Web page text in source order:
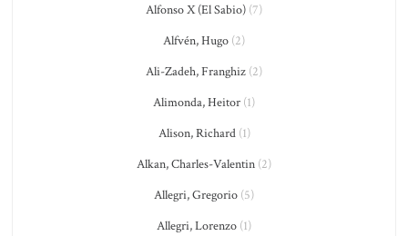
Alfonso X (El Sabio) (7)
Alfvén, Hugo (2)
Ali-Zadeh, Franghiz (2)
Alimonda, Heitor (1)
Alison, Richard(1)
Alkan, Charles-Valentin (2)
Allegri, Gregorio (5)
Allegri, Lorenzo (1)